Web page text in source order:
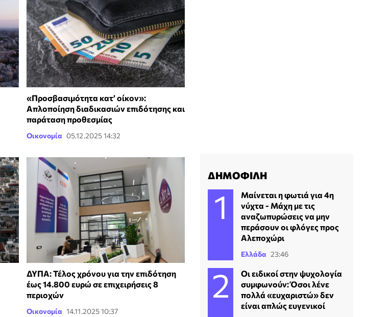
«Προσβασιμότητα κατ’ οίκον»:
Απλοποίηση διαδικασιών επιδότησης και
παράταση προθεσμίας
Οικονομία 05.12.2025 14:32
ΔΥΠΑ: Τέλος χρόνου για την επιδότηση
έως 14.800 ευρώ σε επιχειρήσεις 8
περιοχών
Οικονομία 14.11.2025 10:37
ΔΗΜΟΦΙΛΗ
Μαίνεται η φωτιά για 4η
νύχτα - Μάχη με τις
αναζωπυρώσεις να μην
περάσουν οι φλόγες προς
Αλεποχώρι
Ελλάδα 23:46
Οι ειδικοί στην ψυχολογία
συμφωνούν: Όσοι λένε
πολλά «ευχαριστώ» δεν
είναι απλώς ευγενικοί